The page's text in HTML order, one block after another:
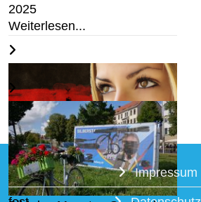
Wir halten an Deutschland
2025
Weiterlesen...
Impressum